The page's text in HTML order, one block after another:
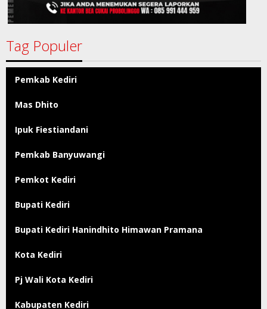
Tag Populer
Pemkab Kediri
Mas Dhito
Ipuk Fiestiandani
Pemkab Banyuwangi
Pemkot Kediri
Bupati Kediri
Bupati Kediri Hanindhito Himawan Pramana
Kota Kediri
Pj Wali Kota Kediri
Kabupaten Kediri